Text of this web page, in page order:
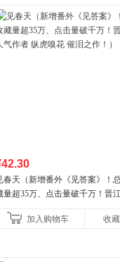
春天（新增番外《见答案》！
量超35万、点击量破千万！晋
加入购物车
收藏